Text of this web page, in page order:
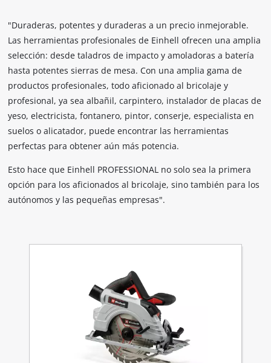
"Duraderas, potentes y duraderas a un precio inmejorable.
Las herramientas profesionales de Einhell ofrecen una amplia
selección: desde taladros de impacto y amoladoras a batería
hasta potentes sierras de mesa. Con una amplia gama de
productos profesionales, todo aficionado al bricolaje y
profesional, ya sea albañil, carpintero, instalador de placas de
yeso, electricista, fontanero, pintor, conserje, especialista en
suelos o alicatador, puede encontrar las herramientas
perfectas para obtener aún más potencia.
Esto hace que Einhell PROFESSIONAL no solo sea la primera
opción para los aficionados al bricolaje, sino también para los
autónomos y las pequeñas empresas".